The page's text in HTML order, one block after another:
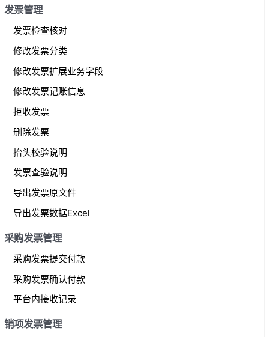
发票管理
发票检查核对
修改发票分类
修改发票扩展业务字段
修改发票记账信息
拒收发票
删除发票
抬头校验说明
发票查验说明
导出发票原文件
导出发票数据Excel
采购发票管理
采购发票提交付款
采购发票确认付款
平台内接收记录
销项发票管理